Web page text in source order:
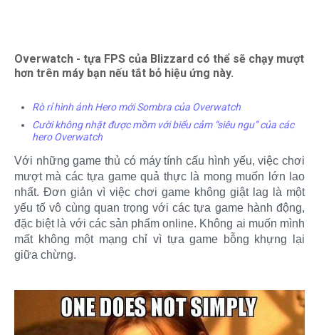
Overwatch - tựa FPS của Blizzard có thể sẽ chạy mượt
hơn trên máy bạn nếu tắt bỏ hiệu ứng này.
Rò rỉ hình ảnh Hero mới Sombra của Overwatch
Cười không nhặt được mồm với biểu cảm “siêu ngu” của các
hero Overwatch
Với những game thủ có máy tính cấu hình yếu, việc chơi
mượt mà các tựa game quả thực là mong muốn lớn lao
nhất. Đơn giản vì việc chơi game không giật lag là một
yếu tố vô cùng quan trọng với các tựa game hành động,
đặc biệt là với các sản phẩm online. Không ai muốn mình
mất không một mạng chỉ vì tựa game bỗng khựng lại
giữa chừng.